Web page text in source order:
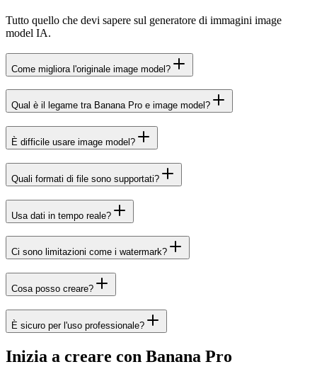
Tutto quello che devi sapere sul generatore di immagini image
model IA.
Come migliora l'originale image model?
Qual è il legame tra Banana Pro e image model?
È difficile usare image model?
Quali formati di file sono supportati?
Usa dati in tempo reale?
Ci sono limitazioni come i watermark?
Cosa posso creare?
È sicuro per l'uso professionale?
Inizia a creare con Banana Pro